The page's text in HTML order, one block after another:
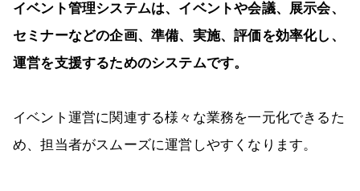
イベント管理システムは、イベントや会議、展示会、
セミナーなどの企画、準備、実施、評価を効率化し、
運営を支援するためのシステムです。
イベント運営に関連する様々な業務を一元化できるた
め、担当者がスムーズに運営しやすくなります。